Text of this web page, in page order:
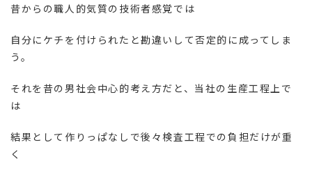
昔からの職人的気質の技術者感覚では
自分にケチを付けられたと勘違いして否定的に成ってしま
う。
それを昔の男社会中心的考え方だと、当社の生産工程上で
は
結果として作りっぱなしで後々検査工程での負担だけが重
く